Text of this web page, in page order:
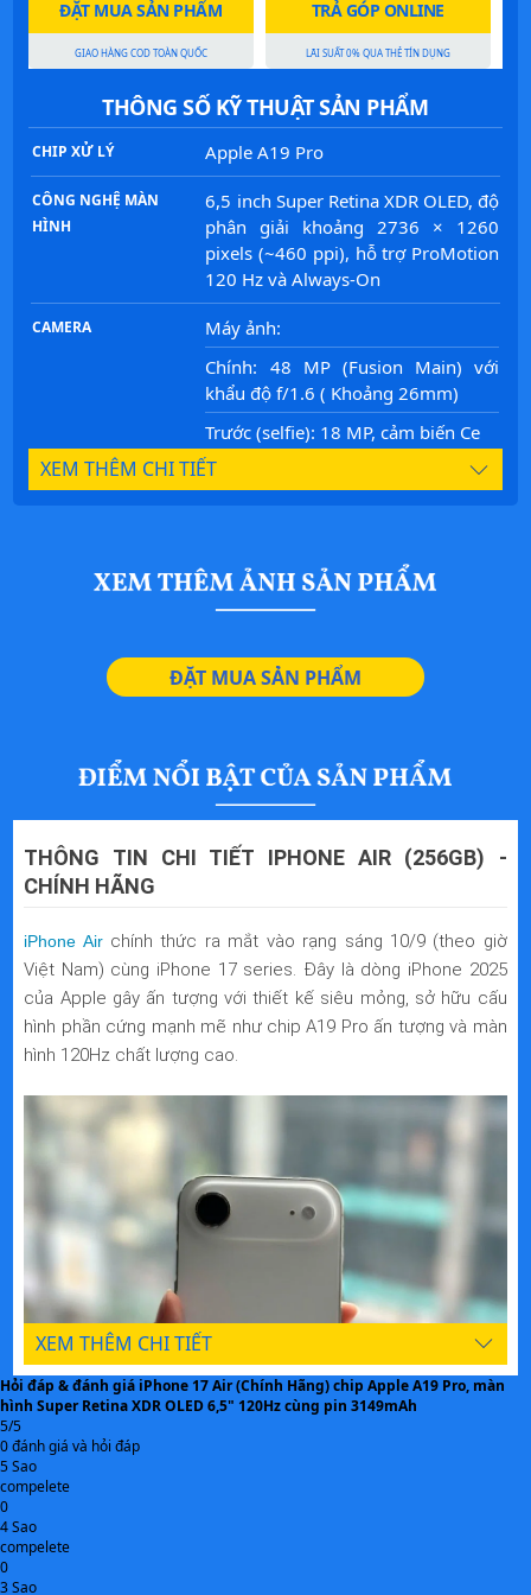
ĐẶT MUA SẢN PHẨM
GIAO HÀNG COD TOÀN QUỐC
TRẢ GÓP ONLINE
LÃI SUẤT 0% QUA THẺ TÍN DỤNG
THÔNG SỐ KỸ THUẬT SẢN PHẨM
CHIP XỬ LÝ Apple A19 Pro
CÔNG NGHỆ MÀN
HÌNH
6,5 inch Super Retina XDR OLED, độ
phân giải khoảng 2736 × 1260
pixels (~460 ppi), hỗ trợ ProMotion
120 Hz và Always-On
CAMERA
Máy ảnh:
Chính: 48 MP (Fusion Main) với
khẩu độ f/1.6 ( Khoảng 26mm)
Trước (selfie): 18 MP, cảm biến Ce
BỘ NHỚ
RAM 12 GB (LPDDR5X) và ổ cứng
THIẾT KẾ
Khung titan cấp 5 (Titan cấp 5), cực
mỏng chỉ khoảng 5.6 mm, trọng
bằng Tấm chắn gốm / Tấm chắn
gốm 2
NĂNG LƯỢNG 3.149 mAh
CẢM BIẾN
iPhone Air, cáp USB-C, tài liệu
(không có bộ sạc)
MẠNG KẾT NỐI
5G NR, 4G LTE, Wi-Fi 7
(802.11ax/ay) & Bluetooth 6 +
iOS 26 (ra mắt cùng máy)
KÍCH THƯỚC & TRỌNG 156,2 × 74,7 × 5,6 mm, ~165 g
USB-C, MagSafe, Sạc không dây Qi
CÔNG NGHỆ NỔI BẬT
Màn ProMotion 120Hz, Always-On
Display, khung titan, kính Ceramic
Shield 2, chip A19 Pro, modem
C1X, Wi-Fi 7, Bluetooth 6, eSIM-
only
TÍNH NĂNG
XEM THÊM CHI TIẾT
ĐẶT MUA SẢN PHẨM
THÔNG TIN CHI TIẾT IPHONE AIR (256GB) -
CHÍNH HÃNG
iPhone Airchính thức ra mắt vào rạng sáng 10/9 (theo giờ
Việt Nam) cùng iPhone 17 series. Đây là dòng iPhone 2025
của Apple gây ấn tượng với thiết kế siêu mỏng, sở hữu cấu
hình phần cứng mạnh mẽ như chip A19 Pro ấn tượng và màn
hình 120Hz chất lượng cao.
XEM THÊM CHI TIẾT
Hỏi đáp & đánh giá iPhone 17 Air (Chính Hãng) chip Apple A19 Pro, màn
hình Super Retina XDR OLED 6,5" 120Hz cùng pin 3149mAh
5/5
0 đánh giá và hỏi đáp
5 Sao
compelete
0
4 Sao
compelete
0
3 Sao